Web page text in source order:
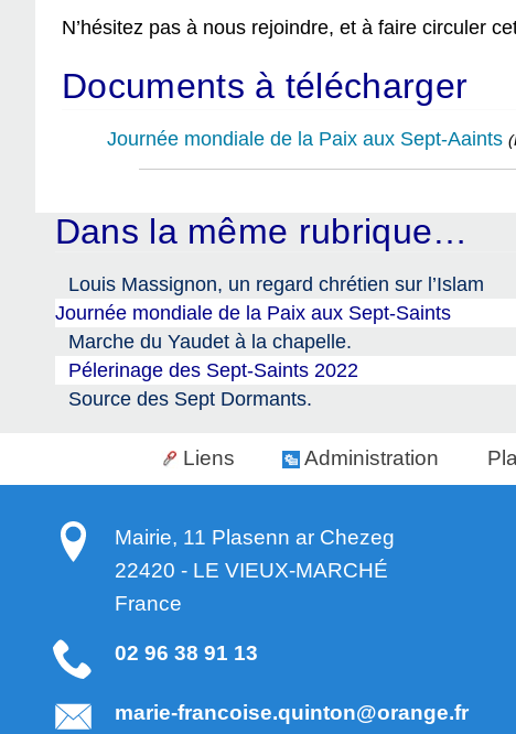
N’hésitez pas à nous rejoindre, et à faire circuler
Documents à télécharger
Journée mondiale de la Paix aux Sept-Aaints
Dans la même rubrique…
Louis Massignon, un regard chrétien sur l’Islam
Journée mondiale de la Paix aux Sept-Saints
Marche du Yaudet à la chapelle.
Pélerinage des Sept-Saints 2022
Source des Sept Dormants.
Liens Administration
Mairie, 11 Plasenn ar Chezeg
22420 - LE VIEUX-MARCHÉ
France
02 96 38 91 13
marie-francoise.quinton@orange.fr